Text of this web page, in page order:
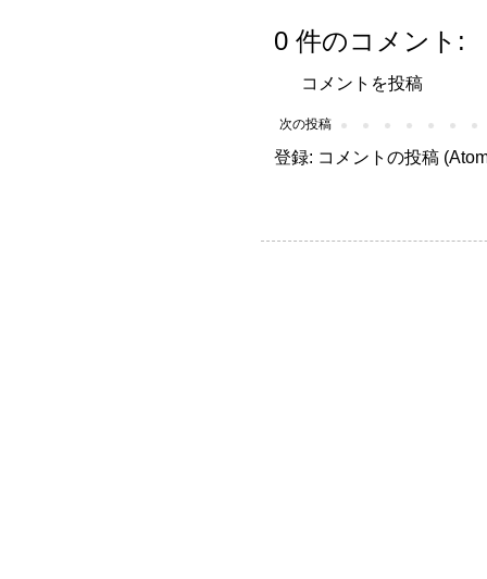
0 件のコメント:
コメントを投稿
次の投稿
登録: コメントの投稿